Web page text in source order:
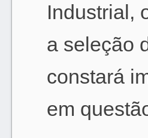
Industrial,
a seleção
constará
em